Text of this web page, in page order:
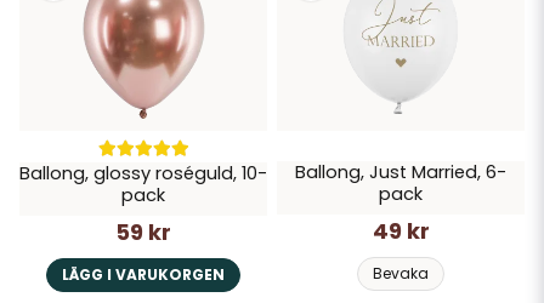
Ballong, glossy roséguld, 10-
pack
59 kr
LÄGG I VARUKORGEN
Ballong, Just Married, 6-
pack
49 kr
Bevaka